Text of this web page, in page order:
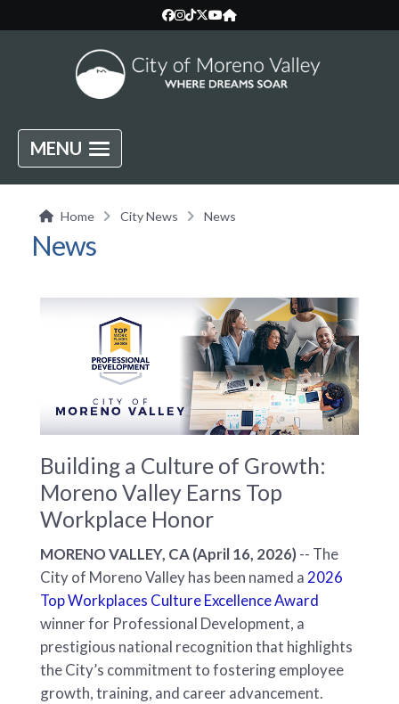
MENU
Home City News News
News
Building a Culture of Growth:
Moreno Valley Earns Top
Workplace Honor
MORENO VALLEY, CA (April 16, 2026) -- The
City of Moreno Valley has been named a2026
Top Workplaces Culture Excellence Award
winner for Professional Development, a
prestigious national recognition that highlights
the City’s commitment to fostering employee
growth, training, and career advancement.